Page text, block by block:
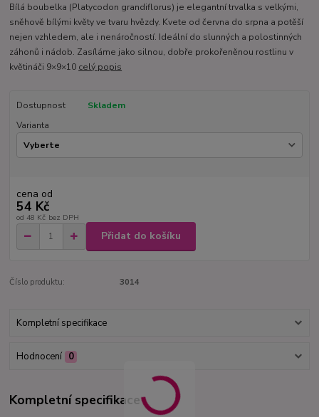
Bílá boubelka (Platycodon grandiflorus) je elegantní trvalka s velkými,
sněhově bílými květy ve tvaru hvězdy. Kvete od června do srpna a potěší
nejen vzhledem, ale i nenáročností. Ideální do slunných a polostinných
záhonů i nádob. Zasíláme jako silnou, dobře prokořeněnou rostlinu v
květináči 9×9×10 celý popis
Dostupnost
Skladem
Varianta
cena od
54 Kč
od 48 Kč bez DPH
Přidat do košíku
Číslo produktu: 3014
Kompletní specifikace
Hodnocení 0
Kompletní specifikace